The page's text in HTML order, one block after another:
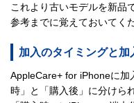
これより古いモデルを新品
参考までに覚えておいてく
加入のタイミングと加
AppleCare+ for iPhoneに加
時」と「購入後」に分けら